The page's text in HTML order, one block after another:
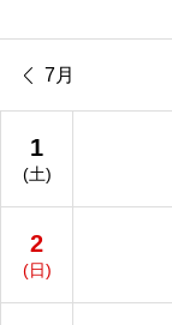
 7月
1
(土)
2
(日)